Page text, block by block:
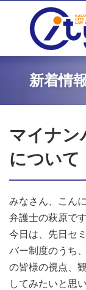
新着情
マイナン
について
みなさん、こんに
弁護士の萩原です
今日は、先日セ
バー制度のうち
の皆様の視点、
してみたいと思い